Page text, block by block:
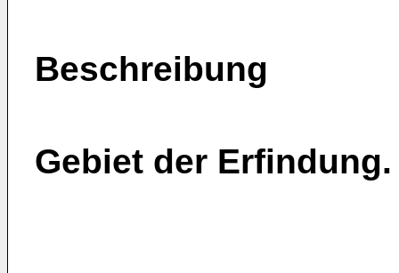
Beschreibung
Gebiet der Erfindung.